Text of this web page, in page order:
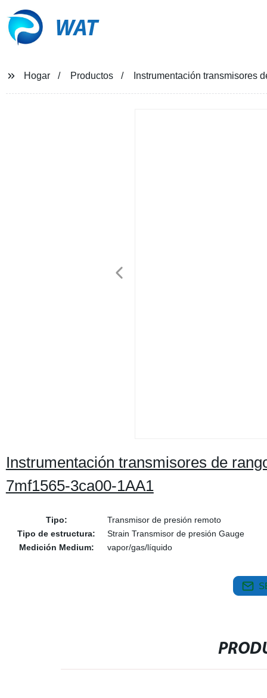
WAT
Hogar Productos Instrumentación transmisores
Instrumentación transmisores de
7mf1565-3ca00-1AA1
Tipo:
Transmisor de presión remoto
Tipo de estructura:
Strain Transmisor de presión Gauge
Medición Medium:
vapor/gas/líquido